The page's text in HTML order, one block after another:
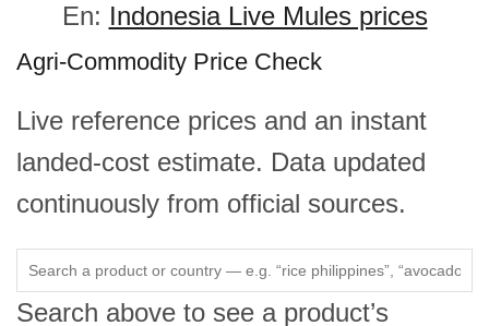
En: Indonesia Live Mules prices
Agri-Commodity Price Check
Live reference prices and an instant
landed-cost estimate. Data updated
continuously from official sources.
Search above to see a product’s